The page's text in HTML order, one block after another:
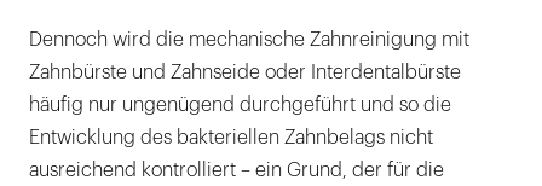
Dennoch wird die mechanische Zahnreinigung mit
Zahnbürste und Zahnseide oder Interdentalbürste
häufig nur ungenügend durchgeführt und so die
Entwicklung des bakteriellen Zahnbelags nicht
ausreichend kontrolliert – ein Grund, der für die